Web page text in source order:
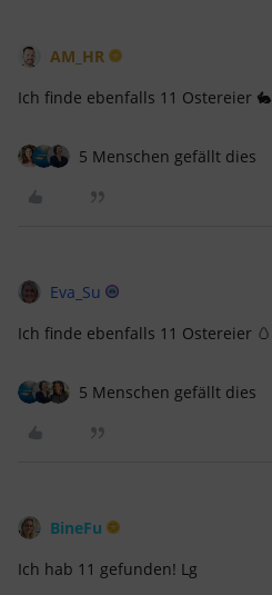
AM_HR
Ich finde ebenfalls 11 Ostereier 🐇
5 Menschen gefällt dies
Eva_Su
Ich finde ebenfalls 11 Ostereier 🥚
5 Menschen gefällt dies
BineFu
Ich hab 11 gefunden! Lg